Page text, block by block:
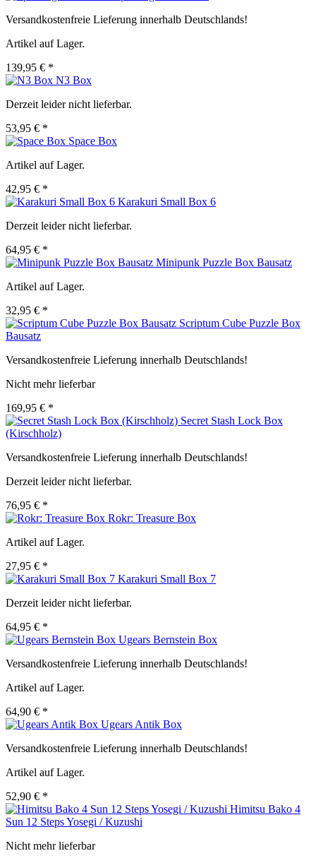
Versandkostenfreie Lieferung innerhalb Deutschlands!
Artikel auf Lager.
139,95 € *
N3 Box
Derzeit leider nicht lieferbar.
53,95 € *
Space Box
Artikel auf Lager.
42,95 € *
Karakuri Small Box 6
Derzeit leider nicht lieferbar.
64,95 € *
Minipunk Puzzle Box Bausatz
Artikel auf Lager.
32,95 € *
Scriptum Cube Puzzle Box
Bausatz
Versandkostenfreie Lieferung innerhalb Deutschlands!
Nicht mehr lieferbar
169,95 € *
Secret Stash Lock Box
(Kirschholz)
Versandkostenfreie Lieferung innerhalb Deutschlands!
Derzeit leider nicht lieferbar.
76,95 € *
Rokr: Treasure Box
Artikel auf Lager.
27,95 € *
Karakuri Small Box 7
Derzeit leider nicht lieferbar.
64,95 € *
Ugears Bernstein Box
Versandkostenfreie Lieferung innerhalb Deutschlands!
Artikel auf Lager.
64,90 € *
Ugears Antik Box
Versandkostenfreie Lieferung innerhalb Deutschlands!
Artikel auf Lager.
52,90 € *
Himitsu Bako 4
Sun 12 Steps Yosegi / Kuzushi
Nicht mehr lieferbar